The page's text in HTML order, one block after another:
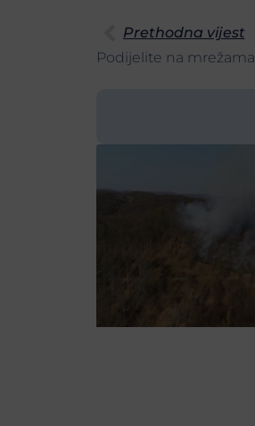
Prethodna vijest
Podijelite na mrežama